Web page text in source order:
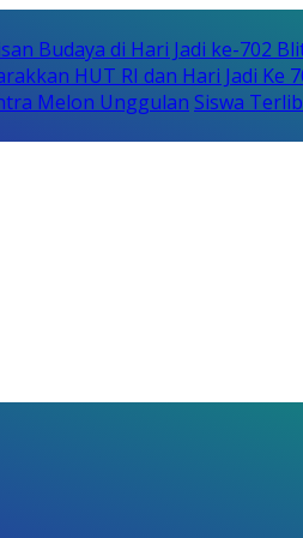
Budaya di Hari Jadi ke-702
HUT RI dan Hari Jadi Ke
Melon Unggulan Siswa